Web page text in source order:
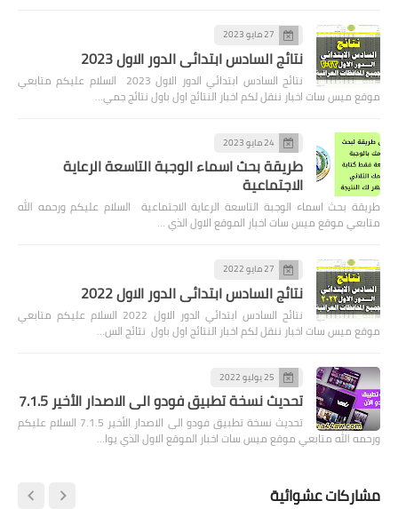
27 مايو 2023
نتائج السادس ابتدائي الدور الاول 2023
نتائج السادس ابتدائي الدور الاول 2023 السلام عليكم متابعي
موقع ميس سات اخبار ننقل لكم اخبار النتائج اول باول نتائج جمي…
24 مايو 2023
طريقة بحث اسماء الوجبة التاسعة الرعاية
الاجتماعية
طريقة بحث اسماء الوجبة التاسعة الرعاية الاجتماعية السلام عليكم ورحمه الله
متابعي موقع ميس سات اخبار الموقع الاول الذي …
27 مايو 2022
نتائج السادس ابتدائي الدور الاول 2022
نتائج السادس ابتدائي الدور الاول 2022 السلام عليكم متابعي
موقع ميس سات اخبار ننقل لكم اخبار النتائج اول باول نتائج الس…
25 يوليو 2022
تحديث نسخة تطبيق فودو الى الاصدار الأخير 7.1.5
تحديث نسخة تطبيق فودو الى الاصدار الأخير 7.1.5 السلام عليكم
ورحمه الله متابعي موقع ميس سات اخبار الموقع الاول الذي يوا…
مشاركات عشوائية